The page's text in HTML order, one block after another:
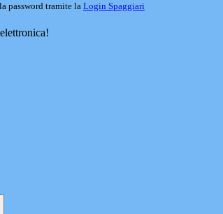
password tramite la Login Spaggiari